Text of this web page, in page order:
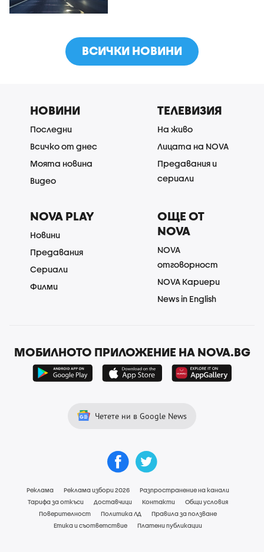
ВСИЧКИ НОВИНИ
НОВИНИ
Последни
Всичко от днес
Моята новина
Видео
ТЕЛЕВИЗИЯ
На живо
Лицата на NOVA
Предавания и
сериали
NOVA PLAY
Новини
Предавания
Сериали
Филми
ОЩЕ ОТ
NOVA
NOVA
отговорност
NOVA Кариери
News in English
МОБИЛНОТО ПРИЛОЖЕНИЕ НА NOVA.BG
Четете ни в Google News
Реклама Реклама избори 2026
Разпространение на канали
Тарифа за откъси
Доставчици Контакти
Общи условия
Поверителност
Политика ЛД
Правила за ползване
Етика и съответствие
Платени публикации